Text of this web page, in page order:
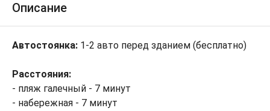
Описание
Автостоянка: 1-2 авто перед зданием (бесплатно)
Расстояния:
- пляж галечный - 7 минут
- набережная - 7 минут